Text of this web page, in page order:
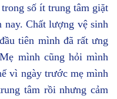
số ít trung tâm giặt
nay. Chất lượng vệ sinh
tiên mình đã rất ưng
mình cũng hỏi mình
vì ngày trước mẹ mình
tâm rồi nhưng cảm